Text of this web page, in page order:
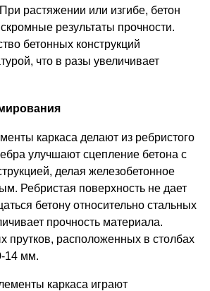
растяжении или изгибе, бетон
результаты прочности.
бетонных конструкций
что в разы увеличивает
каркаса делают из ребристого
улучшают сцепление бетона с
делая железобетонное
Ребристая поверхность не дает
бетону относительно стальных
прочность материала.
прутков, расположенных в столбах
14 мм.
каркаса играют